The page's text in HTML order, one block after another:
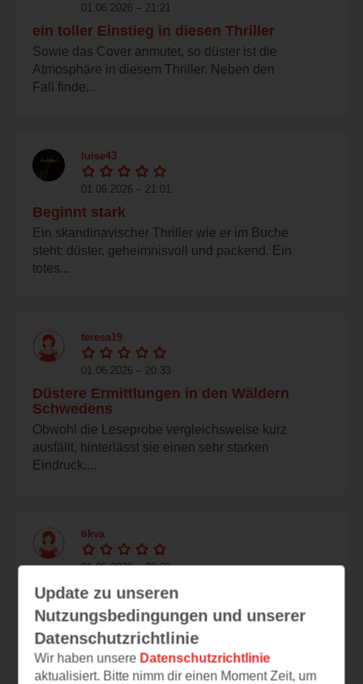
01.06.2026 – 21:21
ein toller Einstieg in diesen Thriller
Sowie das Cover anmutet, so düster ist die
Atmosphäre in diesem Thriller. Neben den
Fall finde...
luise43
01.06.2026 – 21:01
Beginnt stark
Ein skandinavischer Thriller wie er im Buche
steht: düster, geheimnisvoll und packend. Ein
totes...
teresa19
01.06.2026 – 20:33
Düstere Ermittlungen in den Wäldern
Schwedens
Obwohl die Leseprobe vergleichsweise kurz
ausfällt, hinterlässt sie einen sehr starken
Eindruck....
tikva
01.06.2026 – 20:22
Spannend und typisch
skandinavisch!
Das düstere Cover gefällt mir sehr gut und
passt perfekt zur Leseprobe. Diese überzeugt
ebenfalls...
Update zu unseren
Nutzungsbedingungen und unserer
Datenschutzrichtlinie
Wir haben unsere Datenschutzrichtlinie
aktualisiert. Bitte nimm dir einen Moment Zeit, um